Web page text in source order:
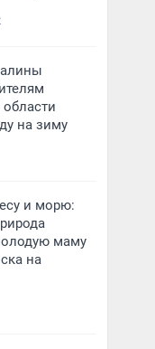
на зиму
и морю:
маму
на